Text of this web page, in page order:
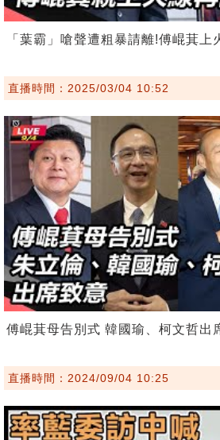
「葉霸」嗆聲遭粗暴請離!傅崐萁上
直播時間：2025/03/04 10:52
傅崐萁母告別式 韓國瑜、柯文哲出
直播時間：2024/09/04 10:25